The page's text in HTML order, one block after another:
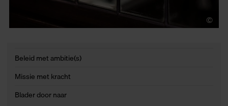
©
Beleid met ambitie(s)
Missie met kracht
Blader door naar